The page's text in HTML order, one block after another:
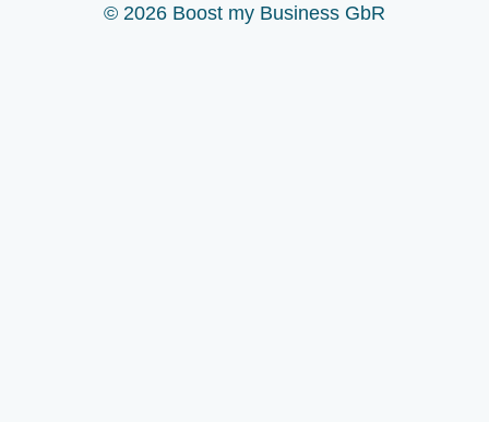
© 2026 Boost my Business GbR